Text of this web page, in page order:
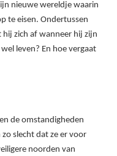
nieuwe wereldje waarin
te eisen. Ondertussen
zich af wanneer hij zijn
leven? En hoe vergaat
de omstandigheden
slecht dat ze er voor
noorden van